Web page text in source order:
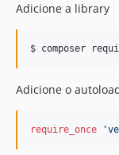
Adicione a library
$ composer
Adicione o
require_once '